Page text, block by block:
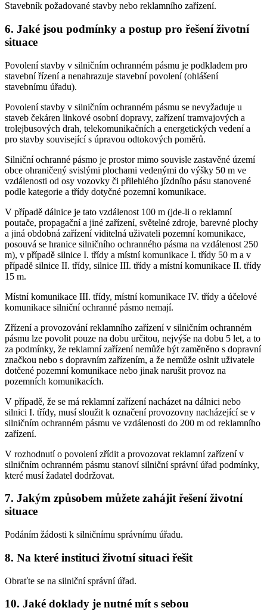
Stavebník požadované stavby nebo reklamního zařízení.
6. Jaké jsou podmínky a postup pro řešení životní
situace
Povolení stavby v silničním ochranném pásmu je podkladem pro
stavební řízení a nenahrazuje stavební povolení (ohlášení
stavebnímu úřadu).
Povolení stavby v silničním ochranném pásmu se nevyžaduje u
staveb čekáren linkové osobní dopravy, zařízení tramvajových a
trolejbusových drah, telekomunikačních a energetických vedení a
pro stavby související s úpravou odtokových poměrů.
Silniční ochranné pásmo je prostor mimo souvisle zastavěné území
obce ohraničený svislými plochami vedenými do výšky 50 m ve
vzdálenosti od osy vozovky či přilehlého jízdního pásu stanovené
podle kategorie a třídy dotyčné pozemní komunikace.
V případě dálnice je tato vzdálenost 100 m (jde-li o reklamní
poutače, propagační a jiné zařízení, světelné zdroje, barevné plochy
a jiná obdobná zařízení viditelná uživateli pozemní komunikace,
posouvá se hranice silničního ochranného pásma na vzdálenost 250
m), v případě silnice I. třídy a místní komunikace I. třídy 50 m a v
případě silnice II. třídy, silnice III. třídy a místní komunikace II. třídy
15 m.
Místní komunikace III. třídy, místní komunikace IV. třídy a účelové
komunikace silniční ochranné pásmo nemají.
Zřízení a provozování reklamního zařízení v silničním ochranném
pásmu lze povolit pouze na dobu určitou, nejvýše na dobu 5 let, a to
za podmínky, že reklamní zařízení nemůže být zaměněno s dopravní
značkou nebo s dopravním zařízením, a že nemůže oslnit uživatele
dotčené pozemní komunikace nebo jinak narušit provoz na
pozemních komunikacích.
V případě, že se má reklamní zařízení nacházet na dálnici nebo
silnici I. třídy, musí sloužit k označení provozovny nacházející se v
silničním ochranném pásmu ve vzdálenosti do 200 m od reklamního
zařízení.
V rozhodnutí o povolení zřídit a provozovat reklamní zařízení v
silničním ochranném pásmu stanoví silniční správní úřad podmínky,
které musí žadatel dodržovat.
7. Jakým způsobem můžete zahájit řešení životní
situace
Podáním žádosti k silničnímu správnímu úřadu.
8. Na které instituci životní situaci řešit
Obraťte se na silniční správní úřad.
10. Jaké doklady je nutné mít s sebou